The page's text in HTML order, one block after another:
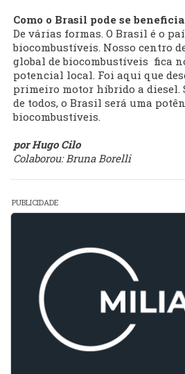
Como o Brasil pode se
De várias formas. O Brasil é o
biocombustíveis. Nosso centro
global de biocombustíveis fica
potencial local. Foi aqui que
primeiro motor híbrido a diesel.
de todos, o Brasil será uma
biocombustíveis.
por Hugo Cilo
Colaborou: Bruna Borelli
PUBLICIDADE